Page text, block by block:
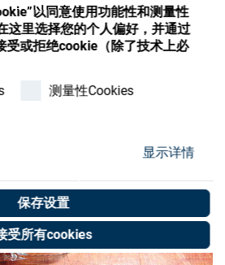
以同意使用功能性和测量性
这里选择您的个人偏好，并通过
受或拒绝cookie（除了技术上必
测量性Cookies
显示详情
保存设置
受所有cookies
登录